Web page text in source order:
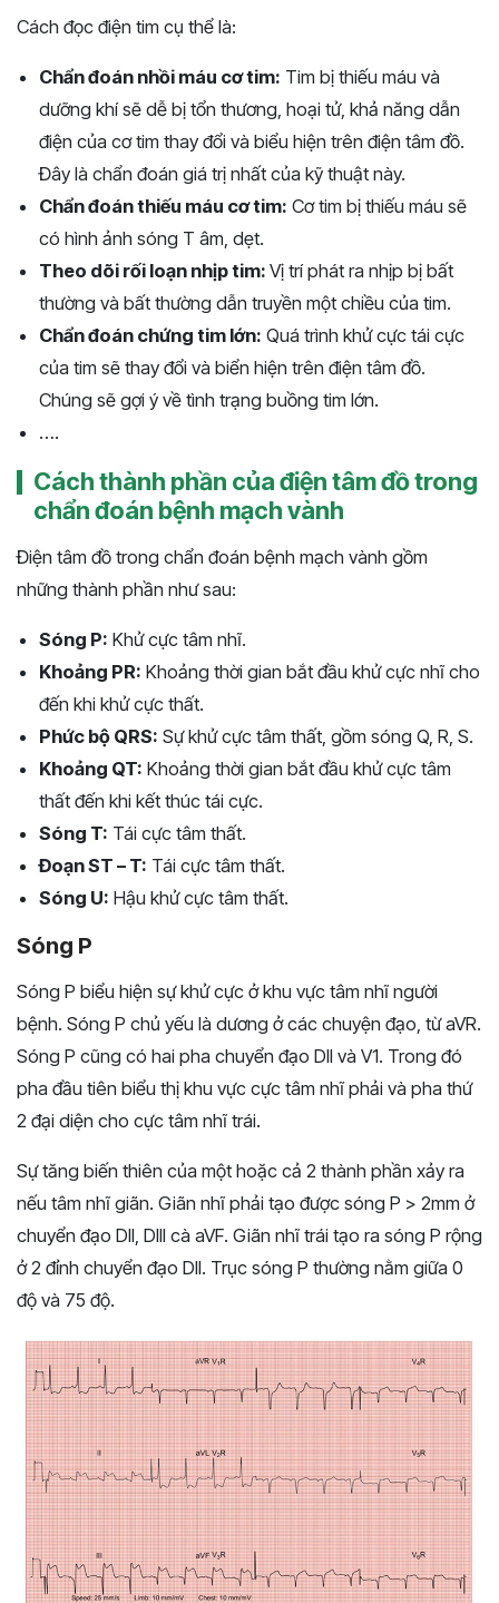
Cách đọc điện tim cụ thể là:
Chẩn đoán nhồi máu cơ tim: Tim bị thiếu máu và
dưỡng khí sẽ dễ bị tổn thương, hoại tử, khả năng dẫn
điện của cơ tim thay đổi và biểu hiện trên điện tâm đồ.
Đây là chẩn đoán giá trị nhất của kỹ thuật này.
Chẩn đoán thiếu máu cơ tim: Cơ tim bị thiếu máu sẽ
có hình ảnh sóng T âm, dẹt.
Theo dõi rối loạn nhịp tim: Vị trí phát ra nhịp bị bất
thường và bất thường dẫn truyền một chiều của tim.
Chẩn đoán chứng tim lớn: Quá trình khử cực tái cực
của tim sẽ thay đổi và biển hiện trên điện tâm đồ.
Chúng sẽ gợi ý về tình trạng buồng tim lớn.
….
Cách thành phần của điện tâm đồ trong
chẩn đoán bệnh mạch vành
Điện tâm đồ trong chẩn đoán bệnh mạch vành gồm
những thành phần như sau:
Sóng P: Khử cực tâm nhĩ.
Khoảng PR: Khoảng thời gian bắt đầu khử cực nhĩ cho
đến khi khử cực thất.
Phức bộ QRS: Sự khử cực tâm thất, gồm sóng Q, R, S.
Khoảng QT: Khoảng thời gian bắt đầu khử cực tâm
thất đến khi kết thúc tái cực.
Sóng T: Tái cực tâm thất.
Đoạn ST – T: Tái cực tâm thất.
Sóng U: Hậu khử cực tâm thất.
Sóng P
Sóng P biểu hiện sự khử cực ở khu vực tâm nhĩ người
bệnh. Sóng P chủ yếu là dương ở các chuyện đạo, từ aVR.
Sóng P cũng có hai pha chuyển đạo DII và V1. Trong đó
pha đầu tiên biểu thị khu vực cực tâm nhĩ phải và pha thứ
2 đại diện cho cực tâm nhĩ trái.
Sự tăng biến thiên của một hoặc cả 2 thành phần xảy ra
nếu tâm nhĩ giãn. Giãn nhĩ phải tạo được sóng P > 2mm ở
chuyển đạo DII, DIII cà aVF. Giãn nhĩ trái tạo ra sóng P rộng
ở 2 đỉnh chuyển đạo DII. Trục sóng P thường nằm giữa 0
độ và 75 độ.